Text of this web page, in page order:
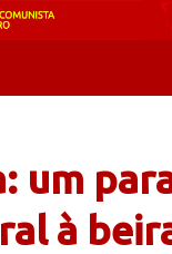
um
à